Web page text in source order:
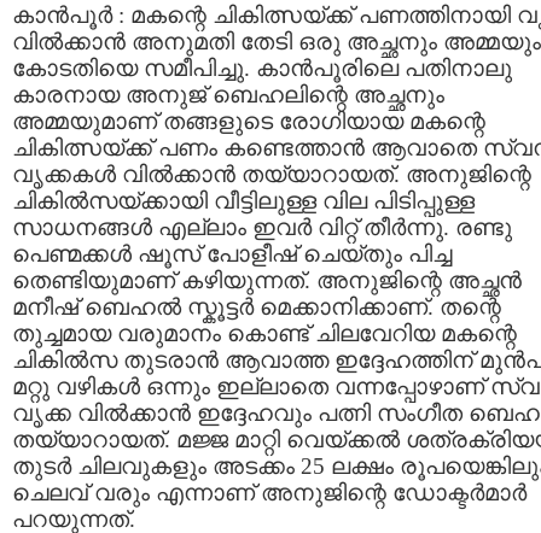
കാന്‍പൂര്‍ : മകന്റെ ചികിത്സയ്ക്ക് പണത്തിനായി
വില്‍ക്കാന്‍ അനുമതി തേടി ഒരു അച്ഛനും അമ്മയും
കോടതിയെ സമീപിച്ചു. കാന്‍പൂരിലെ പതിനാലു
കാരനായ അനുജ് ബെഹലിന്റെ അച്ഛനും
അമ്മയുമാണ് തങ്ങളുടെ രോഗിയായ മകന്റെ
ചികിത്സയ്ക്ക് പണം കണ്ടെത്താന്‍ ആവാതെ
വൃക്കകള്‍ വില്‍ക്കാന്‍ തയ്യാറായത്. അനുജിന്റെ
ചികില്‍സയ്ക്കായി വീട്ടിലുള്ള വില പിടിപ്പുള്ള
സാധനങ്ങള്‍ എല്ലാം ഇവര്‍ വിറ്റ് തീര്‍ന്നു. രണ്ടു
പെണ്മക്കള്‍ ഷൂസ് പോളീഷ് ചെയ്തും പിച്ച
തെണ്ടിയുമാണ് കഴിയുന്നത്. അനുജിന്റെ അച്ഛന്‍
മനീഷ്‌ ബെഹല്‍ സ്കൂട്ടര്‍ മെക്കാനിക്കാണ്. തന്റെ
തുച്ചമായ വരുമാനം കൊണ്ട് ചിലവേറിയ മകന്റെ
ചികില്‍സ തുടരാന്‍ ആവാത്ത ഇദ്ദേഹത്തിന്
മറ്റു വഴികള്‍ ഒന്നും ഇല്ലാതെ വന്നപ്പോഴാണ്
വൃക്ക വില്‍ക്കാന്‍ ഇദ്ദേഹവും പത്നി സംഗീത
തയ്യാറായത്. മജ്ജ മാറ്റി വെയ്ക്കല്‍
തുടര്‍ ചിലവുകളും അടക്കം 25 ലക്ഷം
ചെലവ് വരും എന്നാണ് അനുജിന്റെ ഡോക്ടര്‍മാര്‍
പറയുന്നത്.